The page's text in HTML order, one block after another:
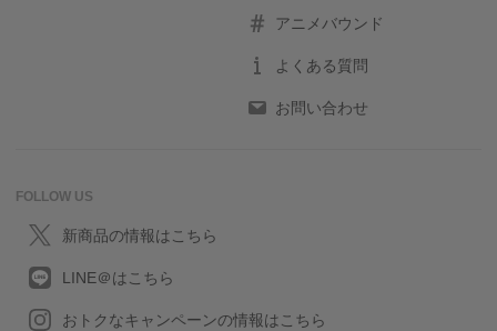
アニメバウンド
よくある質問
お問い合わせ
FOLLOW US
新商品の情報はこちら
LINE＠はこちら
おトクなキャンペーンの情報はこちら